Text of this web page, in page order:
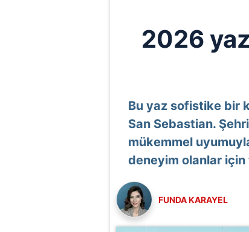
2026
Bu yaz sofistike bir
San Sebastian.
mükemmel
deneyim olanlar
FUNDA KARAYEL